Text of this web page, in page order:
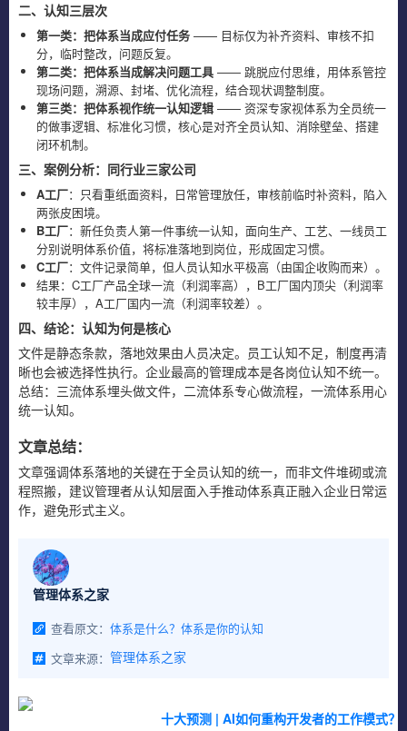
二、认知三层次
第一类：把体系当成应付任务 —— 目标仅为补齐资料、审核不扣
分，临时整改，问题反复。
第二类：把体系当成解决问题工具 —— 跳脱应付思维，用体系管控
现场问题，溯源、封堵、优化流程，结合现状调整制度。
第三类：把体系视作统一认知逻辑 —— 资深专家视体系为全员统一
的做事逻辑、标准化习惯，核心是对齐全员认知、消除壁垒、搭建
闭环机制。
三、案例分析：同行业三家公司
A工厂：只看重纸面资料，日常管理放任，审核前临时补资料，陷入
两张皮困境。
B工厂：新任负责人第一件事统一认知，面向生产、工艺、一线员工
分别说明体系价值，将标准落地到岗位，形成固定习惯。
C工厂：文件记录简单，但人员认知水平极高（由国企收购而来）。
结果：C工厂产品全球一流（利润率高），B工厂国内顶尖（利润率
较丰厚），A工厂国内一流（利润率较差）。
四、结论：认知为何是核心
文件是静态条款，落地效果由人员决定。员工认知不足，制度再清
晰也会被选择性执行。企业最高的管理成本是各岗位认知不统一。
总结：三流体系埋头做文件，二流体系专心做流程，一流体系用心
统一认知。
文章总结：
文章强调体系落地的关键在于全员认知的统一，而非文件堆砌或流
程照搬，建议管理者从认知层面入手推动体系真正融入企业日常运
作，避免形式主义。
管理体系之家
查看原文： 体系是什么？体系是你的认知
文章来源： 管理体系之家
十大预测 | AI如何重构开发者的工作模式？